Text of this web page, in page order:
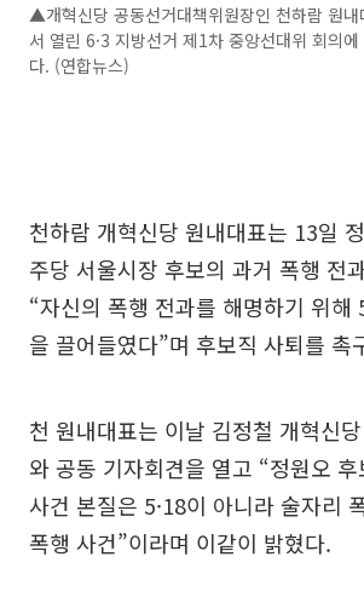
▲개혁신당 공동선거대책위원장인 천하람 원
서 열린 6·3 지방선거 제1차 중앙선대위 회의
다. (연합뉴스)
천하람 개혁신당 원내대표는 13일
주당 서울시장 후보의 과거 폭행 전
“자신의 폭행 전과를 해명하기 위해
을 끌어들였다”며 후보직 사퇴를 촉
천 원내대표는 이날 김정철 개혁신
와 공동 기자회견을 열고 “정원오
사건 본질은 5·18이 아니라 술자리
폭행 사건”이라며 이같이 밝혔다.